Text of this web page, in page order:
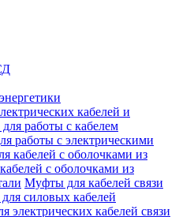
кабелей и
работы с кабелем
работы с электрическими
кабелей с оболочками из
с оболочками из
Муфты для кабелей связи
силовых кабелей
электрических кабелей связи